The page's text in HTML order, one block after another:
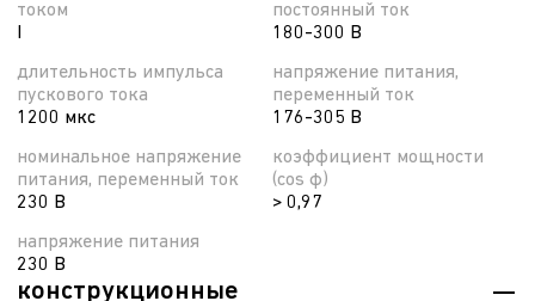
током
длительность импульса
пускового тока
1200 мкс
номинальное напряжение
питания, переменный ток
230 В
напряжение питания
230 В
постоянный ток
180-300 В
напряжение питания,
переменный ток
176-305 В
коэффициент мощности
(cos φ)
> 0,97
конструкционные